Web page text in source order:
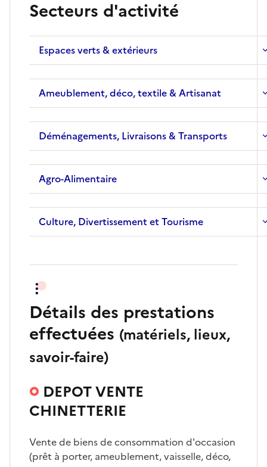
Secteurs d'activité
Espaces verts & extérieurs
Ameublement, déco, textile & Artisanat
Déménagements, Livraisons & Transports
Agro-Alimentaire
Culture, Divertissement et Tourisme
Détails des prestations
effectuées (matériels, lieux,
savoir-faire)
DEPOT VENTE
CHINETTERIE
Vente de biens de consommation d'occasion
(prêt à porter, ameublement, vaisselle, déco,